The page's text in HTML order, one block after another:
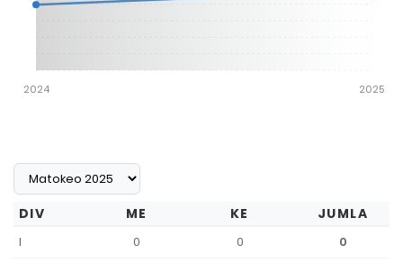
2024 2025
DIV ME KE JUMLA
I 0 0
0